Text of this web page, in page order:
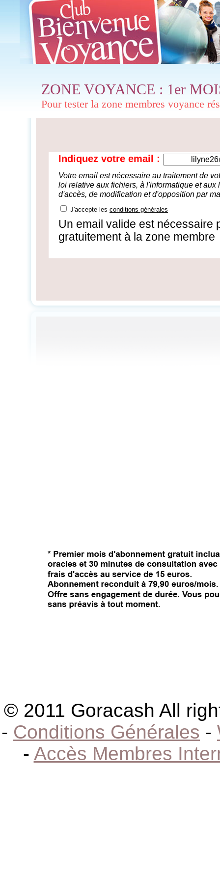
ZONE VOYANCE : 1er
Pour tester la zone membres voyance
Indiquez votre email :
Votre email est nécessaire au traitement de
loi relative aux fichiers, à l'informatique et
d'accès, de modification et d'opposition par
J'accepte les conditions générales
Un email valide est nécessaire
gratuitement à la zone membre
© 2011 Goracash All
- Conditions Générales -
- Accès Membres